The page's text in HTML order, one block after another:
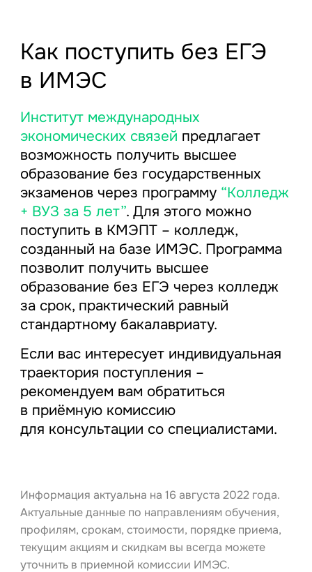
Как поступить без ЕГЭ
в ИМЭС
Институт международных
экономических связей предлагает
возможность получить высшее
образование без государственных
экзаменов через программу “Колледж
+ ВУЗ за 5 лет”. Для этого можно
поступить в КМЭПТ – колледж,
созданный на базе ИМЭС. Программа
позволит получить высшее
образование без ЕГЭ через колледж
за срок, практический равный
стандартному бакалавриату.
Если вас интересует индивидуальная
траектория поступления –
рекомендуем вам обратиться
в приёмную комиссию
для консультации со специалистами.
Информация актуальна на 16 августа 2022 года.
Актуальные данные по направлениям обучения,
профилям, срокам, стоимости, порядке приема,
текущим акциям и скидкам вы всегда можете
уточнить в приемной комиссии ИМЭС.